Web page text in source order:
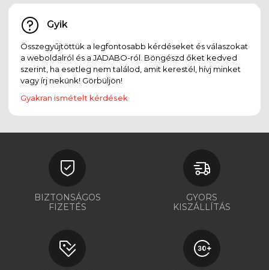
Gyik
Összegyűjtöttük a legfontosabb kérdéseket és válaszokat
a weboldalról és a JADABO-ról. Böngészd őket kedved
szerint, ha esetleg nem találod, amit kerestél, hívj minket
vagy írj nekünk! Görbüljön!
Gyakran ismételt kérdések
BIZTONSÁGOS
FIZETÉS
GYORS
KISZÁLLÍTÁS